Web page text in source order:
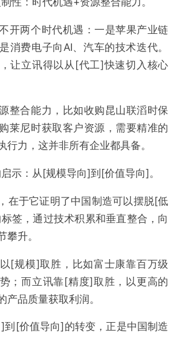
开两个时代机遇：一是苹果产业链
消费电子向AI、汽车的技术迭代。
让立讯得以从[代工]快速切入核心
整合能力，比如收购昆山联滔时保
莱尼时获取客户资源，需要精准的
行力，这并非所有企业都具备。
示：从[规模导向]到[价值导向]。
在于它证明了中国制造可以摆脱[低
签，通过技术积累和垂直整合，向
攀升。
[规模]取胜，比如富士康靠百万级
；而立讯靠[精度]取胜，以更高的
产品质量获取利润。
到[价值导向]的转变，正是中国制造